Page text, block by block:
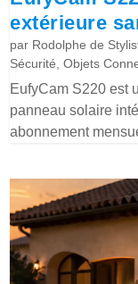
extérieure
par Rodolphe de
Sécurité,Objets
EufyCam S220 est
panneau solaire
abonnement